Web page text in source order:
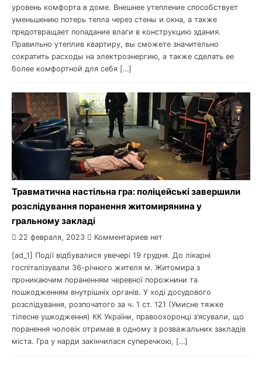
уровень комфорта в доме. Внешнее утепление способствует
уменьшению потерь тепла через стены и окна, а также
предотвращает попадание влаги в конструкцию здания.
Правильно утеплив квартиру, вы сможете значительно
сократить расходы на электроэнергию, а также сделать ее
более комфортной для себя […]
Травматична настільна гра: поліцейські завершили
розслідування поранення житомирянина у
гральному закладі
22 февраля, 2023 Комментариев нет
[ad_1] Події відбувалися увечері 19 грудня. До лікарні
госпіталізували 36-річного жителя м. Житомира з
проникаючим пораненням черевної порожнини та
пошкодженням внутрішніх органів. У ході досудового
розслідування, розпочатого за ч. 1 ст. 121 (Умисне тяжке
тілесне ушкодження) КК України, правоохоронці з’ясували, що
поранення чоловік отримав в одному з розважальних закладів
міста. Гра у нарди закінчилася суперечкою, […]